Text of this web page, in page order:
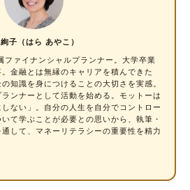
付金に関するよくある質問
産後パパ育休を取っている
の子どもから給付対象です
を取得できない場合でも、
ますか？
でにどれくらい時間がかかり
与で計算されますか？
子（はら あやこ）
ファイナンシャルプランナー
。大学卒業
金融とは無縁のキャリアを積んできた
知識を身につけることの大切さを実感。
ンナーとして活動を始める。モットーは
しない」。自分の人生を自分でコントロー
て学ぶことが必要との思いから、執筆・
して、マネーリテラシーの重要性を精力